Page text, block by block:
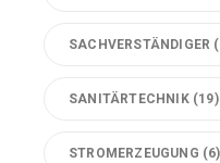
SACHVERSTÄNDIGER
SANITÄRTECHNIK(19)
STROMERZEUGUNG (6)